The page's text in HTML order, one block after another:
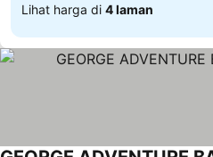
Lihat harga di 4 laman